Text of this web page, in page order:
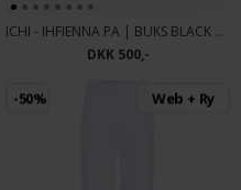
ICHI - IHFIENNA PA | BUKS BLACK AND WHITE STRIPE
DKK 500,-
-50% Web + Ry